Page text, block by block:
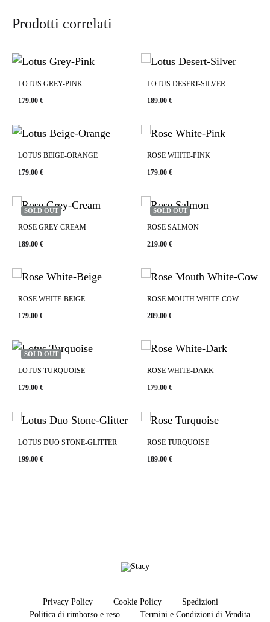
Prodotti correlati
LOTUS GREY-PINK
179.00 €
LOTUS DESERT-SILVER
189.00 €
LOTUS BEIGE-ORANGE
179.00 €
ROSE WHITE-PINK
179.00 €
SOLD OUT
ROSE GREY-CREAM
189.00 €
SOLD OUT
ROSE SALMON
219.00 €
ROSE WHITE-BEIGE
179.00 €
ROSE MOUTH WHITE-COW
209.00 €
SOLD OUT
LOTUS TURQUOISE
179.00 €
ROSE WHITE-DARK
179.00 €
LOTUS DUO STONE-GLITTER
199.00 €
ROSE TURQUOISE
189.00 €
Stacy
Privacy Policy Cookie Policy
Spedizioni
Politica di rimborso e reso
Termini e Condizioni di Vendita